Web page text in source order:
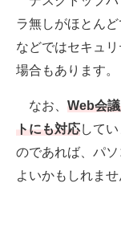
ラ無しがほとん
などではセキュ
場合もあります。
なお、 Web会
トにも対応して
のであれば、パ
よいかもしれませ